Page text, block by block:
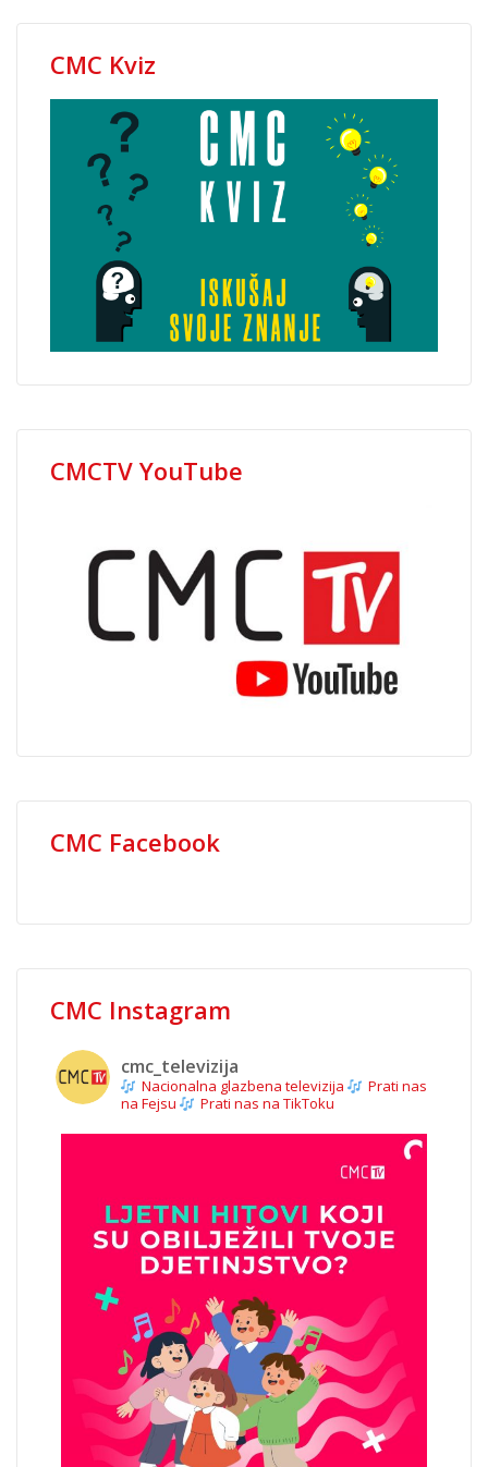
CMC Kviz
CMCTV YouTube
CMC Facebook
CMC Instagram
cmc_televizija
Nacionalna glazbena televizija
Prati nas
na Fejsu
Prati nas na TikToku